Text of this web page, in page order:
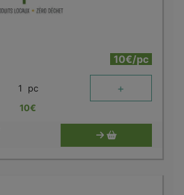
10€/pc
1 pc +
10€